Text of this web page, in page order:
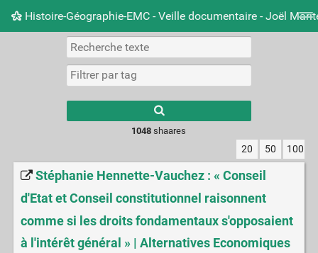
Histoire-Géographie-EMC - Veille documentaire - Joël
Nuage de tags Mur d'images
results.
1048 shaares
20 50 100
Stéphanie Hennette-Vauchez : « Conseil
d'Etat et Conseil constitutionnel raisonnent
comme si les droits fondamentaux s'opposaient
à l'intérêt général » | Alternatives Economiques